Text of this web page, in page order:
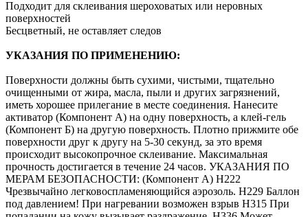
Подходит для склеивания шероховатых или неровных
поверхностей
Бесцветный, не оставляет следов
УКАЗАНИЯ ПО ПРИМЕНЕНИЮ:
Поверхности должны быть сухими, чистыми, тщательно
очищенными от жира, масла, пыли и других загрязнений,
иметь хорошее прилегание в месте соединения. Нанесите
активатор (Компонент А) на одну поверхность, а клей-гель
(Компонент Б) на другую поверхность. Плотно прижмите обе
поверхности друг к другу на 5-30 секунд, за это время
происходит высокопрочное склеивание. Максимальная
прочность достигается в течение 24 часов. УКАЗАНИЯ ПО
МЕРАМ БЕЗОПАСНОСТИ: (Компонент А) Н222
Чрезвычайно легковоспламеняющийся аэрозоль. Н229 Баллон
под давлением! При нагревании возможен взрыв Н315 При